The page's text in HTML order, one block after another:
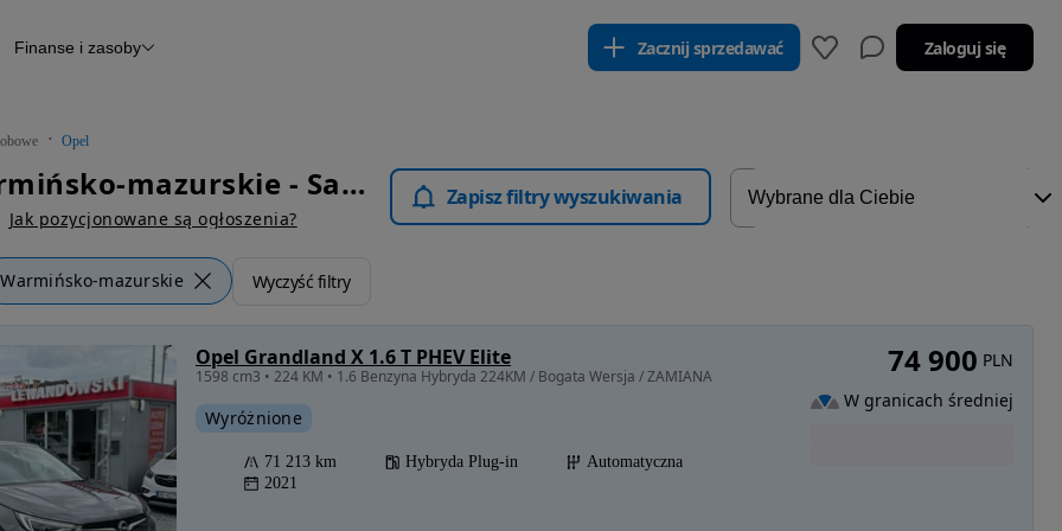
Raport z inspekcji
Otomoto News
Finanse i zasoby Zacznij sprzedawać Zaloguj się
Opel
Opel Warmińsko-mazurskie - Samochody Osobowe
Jak pozycjonowane są ogłoszenia?
Zapisz filtry wyszukiwania
Warmińsko-mazurskie Wyczyść filtry
Opel Grandland X 1.6 T PHEV Elite
1598 cm3 • 224 KM • 1.6 Benzyna Hybryda 224KM / Bogata Wersja / ZAMIANA
Wyróżnione
71 213 km Hybryda Plug-in
Automatyczna
2021
74 900 PLN
W granicach średniej